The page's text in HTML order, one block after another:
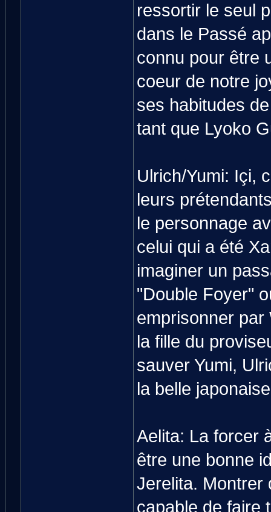
ressortir le seul
dans le Passé
connu pour être
coeur de notre
ses habitudes
tant que Lyoko
Ulrich/Yumi: Içi,
leurs
le personnage
celui qui a été
imaginer un
"Double Foyer"
emprisonner par
la fille du
sauver Yumi,
la belle
Aelita: La forcer
être une bonne
Jerelita. Montrer
capable de faire